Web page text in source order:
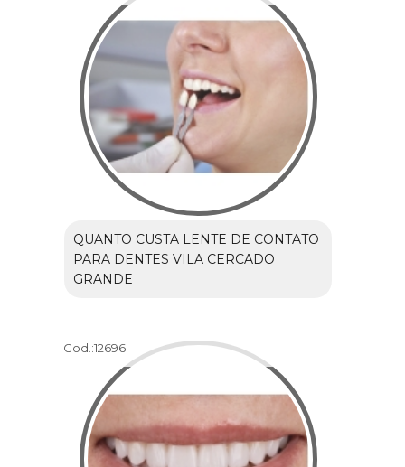
QUANTO CUSTA LENTE DE CONTATO
PARA DENTES VILA CERCADO
GRANDE
Cod.:12696